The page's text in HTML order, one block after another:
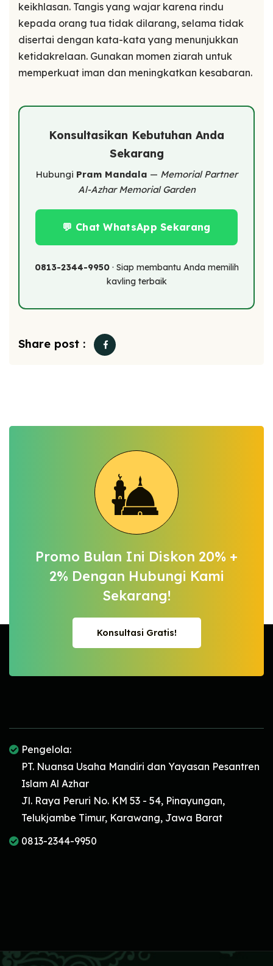
keikhlasan. Tangis yang wajar karena rindu
kepada orang tua tidak dilarang, selama tidak
disertai dengan kata-kata yang menunjukkan
ketidakrelaan. Gunakan momen ziarah untuk
memperkuat iman dan meningkatkan kesabaran.
Konsultasikan Kebutuhan Anda
Sekarang
Hubungi Pram Mandala — Memorial Partner
Al-Azhar Memorial Garden
💬 Chat WhatsApp Sekarang
0813-2344-9950· Siap membantu Anda memilih
kavling terbaik
Share post :
Promo Bulan Ini Diskon 20% +
2% Dengan Hubungi Kami
Sekarang!
Konsultasi Gratis!
Konsultasi Gratis!
Pengelola:
PT. Nuansa Usaha Mandiri dan Yayasan Pesantren
Islam Al Azhar
Jl. Raya Peruri No. KM 53 - 54, Pinayungan,
Telukjambe Timur, Karawang, Jawa Barat
0813-2344-9950